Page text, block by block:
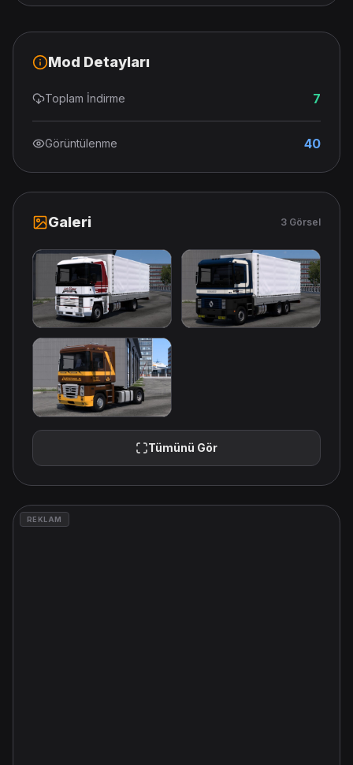
Mod Detayları
Toplam İndirme 7
Görüntülenme 40
Galeri 3 Görsel
Tümünü Gör
REKLAM